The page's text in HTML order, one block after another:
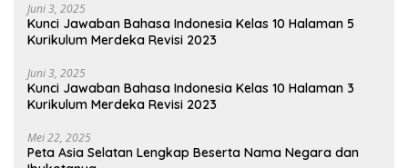
Juni 3, 2025
Kunci Jawaban Bahasa Indonesia Kelas 10 Halaman 5
Kurikulum Merdeka Revisi 2023
Juni 3, 2025
Kunci Jawaban Bahasa Indonesia Kelas 10 Halaman 3
Kurikulum Merdeka Revisi 2023
Mei 22, 2025
Peta Asia Selatan Lengkap Beserta Nama Negara dan